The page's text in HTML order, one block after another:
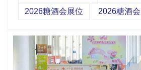
2026糖酒会展位
2026糖酒